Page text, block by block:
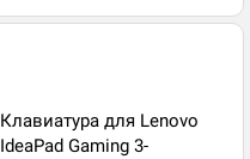
Клавиатура для Lenovo
IdeaPad Gaming 3-